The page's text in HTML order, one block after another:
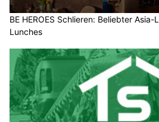
BE HEROES Schlieren: Beliebter
Lunches